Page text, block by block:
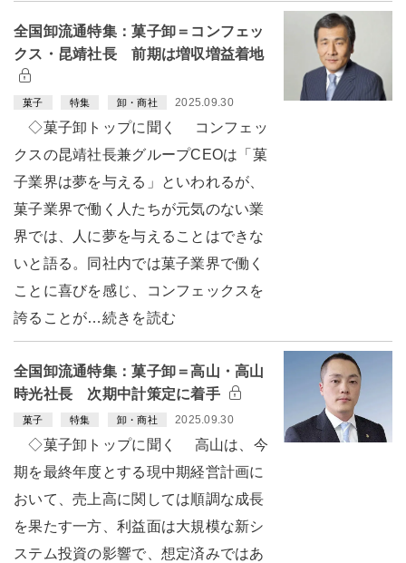
全国卸流通特集：菓子卸＝コンフェッ
クス・昆靖社長 前期は増収増益着地
菓子 特集 卸・商社 2025.09.30
◇菓子卸トップに聞く コンフェッ
クスの昆靖社長兼グループCEOは「菓
子業界は夢を与える」といわれるが、
菓子業界で働く人たちが元気のない業
界では、人に夢を与えることはできな
いと語る。同社内では菓子業界で働く
ことに喜びを感じ、コンフェックスを
誇ることが…続きを読む
全国卸流通特集：菓子卸＝高山・高山
時光社長 次期中計策定に着手
菓子 特集 卸・商社 2025.09.30
◇菓子卸トップに聞く 高山は、今
期を最終年度とする現中期経営計画に
おいて、売上高に関しては順調な成長
を果たす一方、利益面は大規模な新シ
ステム投資の影響で、想定済みではあ